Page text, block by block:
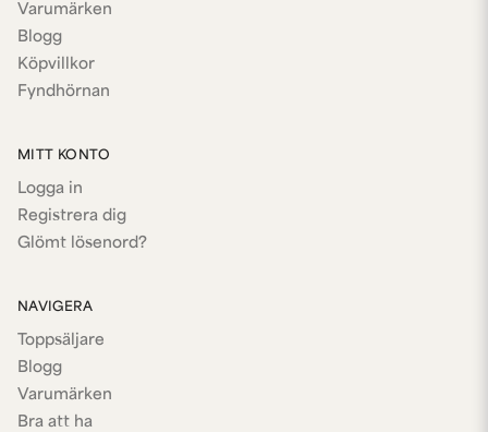
Varumärken
Blogg
Köpvillkor
Fyndhörnan
MITT KONTO
Logga in
Registrera dig
Glömt lösenord?
NAVIGERA
Toppsäljare
Blogg
Varumärken
Bra att ha